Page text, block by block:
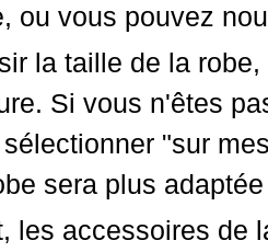
ou vous pouvez
la taille de la
Si vous n'êtes
"sur
sera plus
les accessoires de